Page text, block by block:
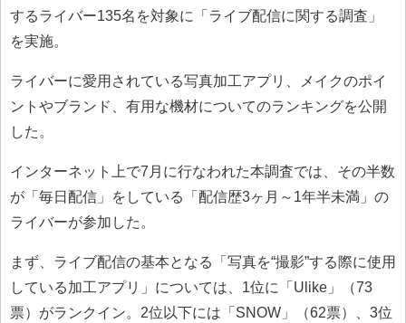
するライバー135名を対象に「ライブ配信に関する調査」
を実施。
ライバーに愛用されている写真加工アプリ、メイクのポイ
ントやブランド、有用な機材についてのランキングを公開
した。
インターネット上で7月に行なわれた本調査では、その半数
が「毎日配信」をしている「配信歴3ヶ月～1年半未満」の
ライバーが参加した。
まず、ライブ配信の基本となる「写真を“撮影”する際に使用
している加工アプリ」については、1位に「Ulike」（73
票）がランクイン。2位以下には「SNOW」（62票）、3位